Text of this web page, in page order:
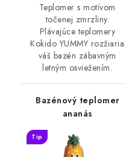
Teplomer s motívom
točenej zmrzliny.
Plávajúce teplomery
Kokido YUMMY rozžiaria
váš bazén zábavným
letným osviežením.
Bazénový teplomer
ananás
Tip